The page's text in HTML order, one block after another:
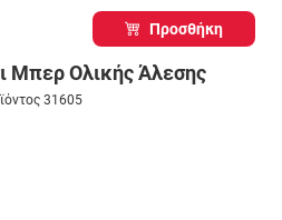
Προσθήκη
Ολικής Άλεσης
31605